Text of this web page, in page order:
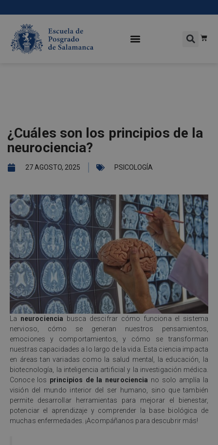
¿Cuáles son los principios de la
neurociencia?
27 AGOSTO, 2025 PSICOLOGÍA
La neurociencia busca descifrar cómo funciona el sistema
nervioso, cómo se generan nuestros pensamientos,
emociones y comportamientos, y cómo se transforman
nuestras capacidades a lo largo de la vida. Esta ciencia impacta
en áreas tan variadas como la salud mental, la educación, la
biotecnología, la inteligencia artificial y la investigación médica.
Conoce los principios de la neurociencia no solo amplía la
visión del mundo interior del ser humano, sino que también
permite desarrollar herramientas para mejorar el bienestar,
potenciar el aprendizaje y comprender la base biológica de
muchas enfermedades. ¡Acompáñanos para descubrir más!